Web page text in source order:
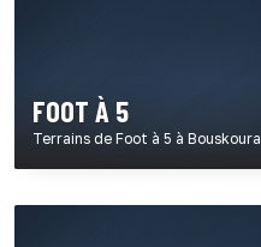
FOOT À 5
Terrains de Foot à 5 à Bouskoura